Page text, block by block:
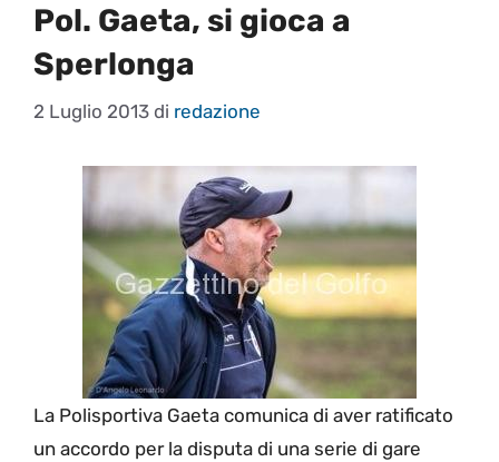
Pol. Gaeta, si gioca a
Sperlonga
2 Luglio 2013 di redazione
La Polisportiva Gaeta comunica di aver ratificato
un accordo per la disputa di una serie di gare